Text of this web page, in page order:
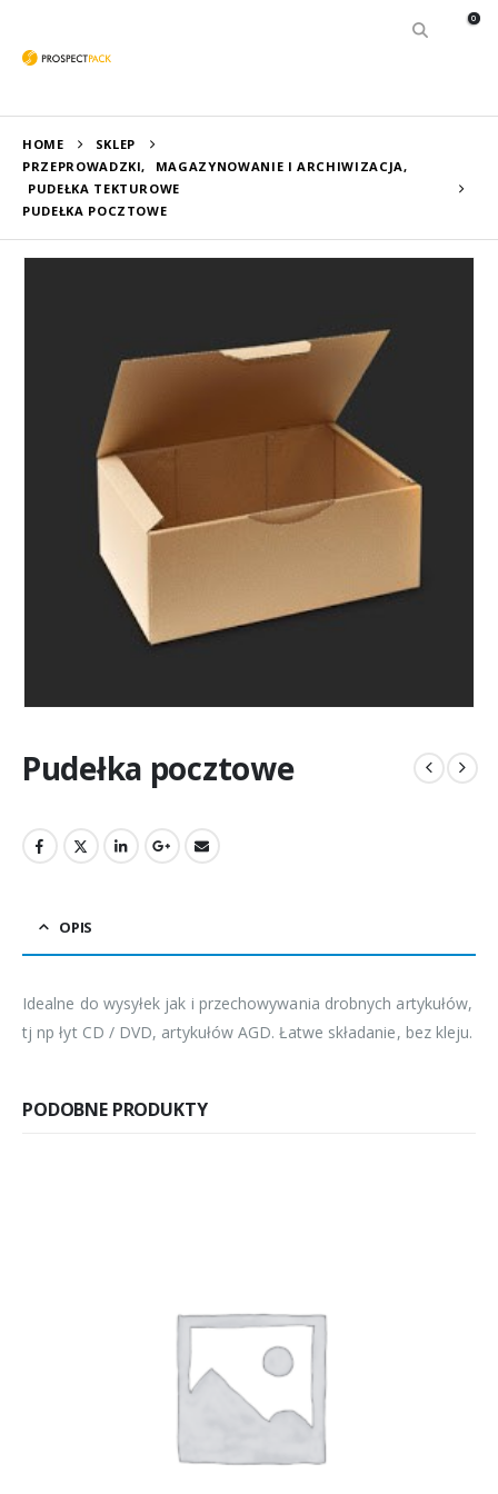
0
HOME
SKLEP
PRZEPROWADZKI, MAGAZYNOWANIE I ARCHIWIZACJA,
PUDEŁKA TEKTUROWE
PUDEŁKA POCZTOWE
Pudełka pocztowe
OPIS
Idealne do wysyłek jak i przechowywania drobnych artykułów,
tj np łyt CD / DVD, artykułów AGD. Łatwe składanie, bez kleju.
PODOBNE PRODUKTY